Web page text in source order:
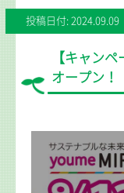
投稿日付: 2024.09.09
【キャン
オープン！